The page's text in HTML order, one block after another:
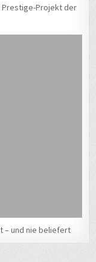
Projekt der
– und nie beliefert